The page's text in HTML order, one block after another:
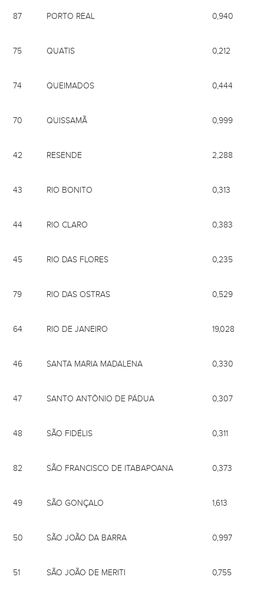
87 PORTO REAL 0,940
75 QUATIS 0,212
74 QUEIMADOS 0,444
70 QUISSAMÃ 0,999
42 RESENDE 2,288
43 RIO BONITO 0,313
44 RIO CLARO 0,383
45 RIO DAS FLORES 0,235
79 RIO DAS OSTRAS 0,529
64 RIO DE JANEIRO 19,028
46 SANTA MARIA MADALENA 0,330
47 SANTO ANTÔNIO DE PÁDUA 0,307
48 SÃO FIDÉLIS 0,311
82 SÃO FRANCISCO DE ITABAPOANA 0,373
49 SÃO GONÇALO 1,613
50 SÃO JOÃO DA BARRA 0,997
51 SÃO JOÃO DE MERITI 0,755